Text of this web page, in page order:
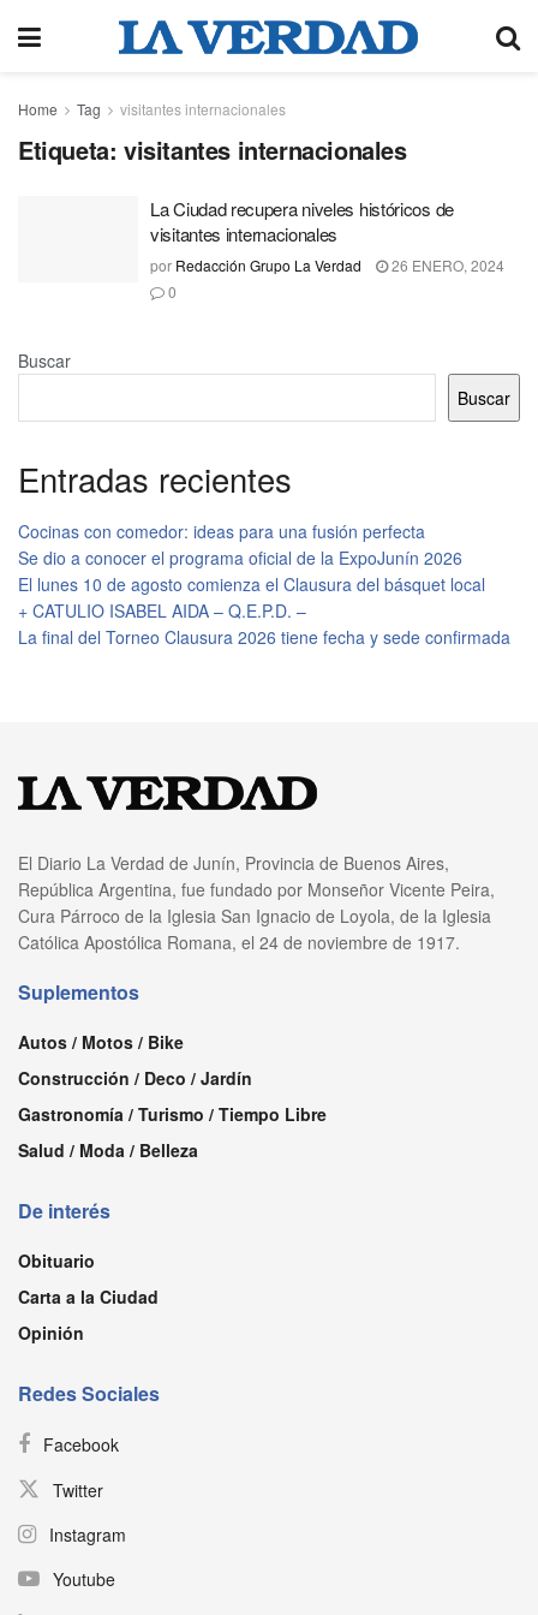
Home Tag visitantes internacionales
Etiqueta: visitantes internacionales
La Ciudad recupera niveles históricos de
visitantes internacionales
por Redacción Grupo La Verdad
26 ENERO, 2024
0
Buscar
Buscar
Entradas recientes
Cocinas con comedor: ideas para una fusión perfecta
Se dio a conocer el programa oficial de la ExpoJunín 2026
El lunes 10 de agosto comienza el Clausura del básquet local
+ CATULIO ISABEL AIDA – Q.E.P.D. –
La final del Torneo Clausura 2026 tiene fecha y sede confirmada
El Diario La Verdad de Junín, Provincia de Buenos Aires,
República Argentina, fue fundado por Monseñor Vicente Peira,
Cura Párroco de la Iglesia San Ignacio de Loyola, de la Iglesia
Católica Apostólica Romana, el 24 de noviembre de 1917.
Suplementos
Autos / Motos / Bike
Construcción / Deco / Jardín
Gastronomía / Turismo / Tiempo Libre
Salud / Moda / Belleza
De interés
Obituario
Carta a la Ciudad
Opinión
Redes Sociales
Facebook
Twitter
Instagram
Youtube